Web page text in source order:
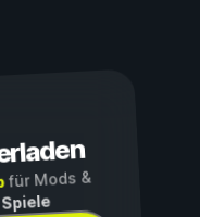
für Mods &